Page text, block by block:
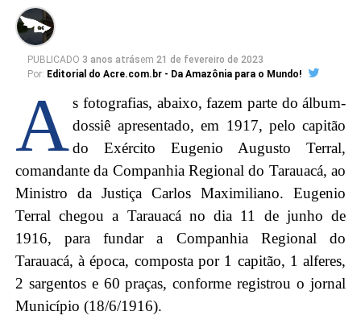
PUBLICADO 3 anos atrásem 21 de fevereiro de 2023
Por: Editorial do Acre.com.br - Da Amazônia para o Mundo!
A s fotografias, abaixo, fazem parte do álbum-
dossiê apresentado, em 1917, pelo capitão
do Exército Eugenio Augusto Terral,
comandante da Companhia Regional do Tarauacá, ao
Ministro da Justiça Carlos Maximiliano. Eugenio
Terral chegou a Tarauacá no dia 11 de junho de
1916, para fundar a Companhia Regional do
Tarauacá, à época, composta por 1 capitão, 1 alferes,
2 sargentos e 60 praças, conforme registrou o jornal
Município (18/6/1916).